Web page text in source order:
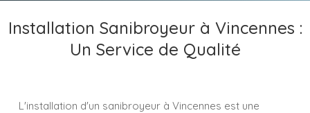
Installation Sanibroyeur à Vincennes :
Un Service de Qualité
L'installation d'un sanibroyeur à Vincennes est une